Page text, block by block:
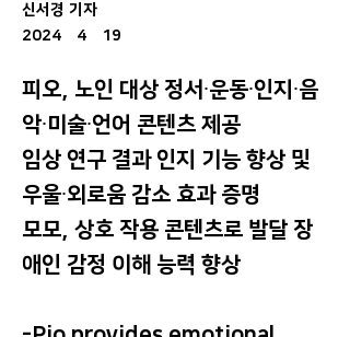
신서경 기자
2024年4月19日
피오, 노인 대상 정서∙운동∙인지∙음
악∙미술∙언어 콘텐츠 제공
임상 연구 결과 인지 기능 향상 및
우울∙외로움 감소 효과 증명
모모, 상호 작용 콘텐츠로 발달 장
애인 감정 이해 능력 향상